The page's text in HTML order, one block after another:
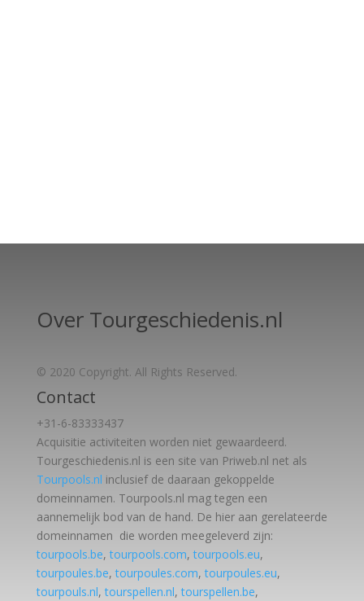
Over Tourgeschiedenis.nl
© 2020 Copyright. All Rights Reserved.
Contact
+31-6-83333437
Acquisitie activiteiten worden niet gewaardeerd.
Tourgeschiedenis.nl is een site van Priweb.nl net als
Tourpools.nl inclusief de daaraan gekoppelde
domeinnamen. Tourpools.nl mag tegen een
aannemelijk bod van de hand. De hier aan gerelateerde
domeinnamen die worden meegeleverd zijn:
tourpools.be,tourpools.com,tourpools.eu,
tourpoules.be,tourpoules.com,tourpoules.eu,
tourpouls.nl,tourspellen.nl,tourspellen.be,